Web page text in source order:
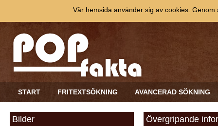
START FRITEXTSÖKNING AVANCERAD SÖKNING
Bilder Övergripande
Vår hemsida använder sig av cookies.